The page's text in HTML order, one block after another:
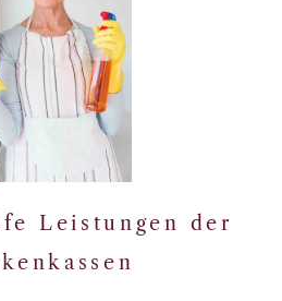
Sie mehr
Leistungen der